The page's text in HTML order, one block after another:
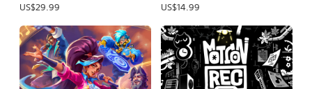
US$29.99 US$14.99